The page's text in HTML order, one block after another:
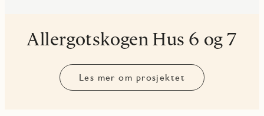
Allergotskogen Hus 6 og 7
Les mer om prosjektet